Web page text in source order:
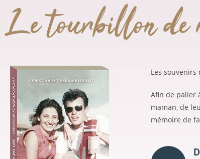
Le tourbillon de
Les
Afin de palier
maman, de
mémoire de